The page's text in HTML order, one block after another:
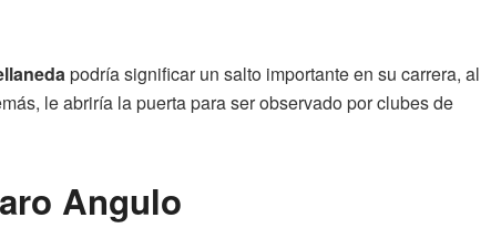
podría significar un salto importante en su carrera, al
le abriría la puerta para ser observado por clubes de
Angulo